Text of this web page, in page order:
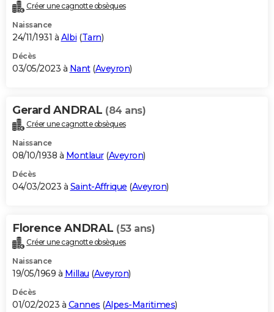
Créer une cagnotte obsèques
Naissance
24/11/1931 à Albi (Tarn)
Décès
03/05/2023 à Nant(Aveyron)
Gerard ANDRAL (84 ans)
Créer une cagnotte obsèques
Naissance
08/10/1938 à Montlaur(Aveyron)
Décès
04/03/2023 à Saint-Affrique (Aveyron)
Florence ANDRAL (53 ans)
Créer une cagnotte obsèques
Naissance
19/05/1969 à Millau (Aveyron)
Décès
01/02/2023 à Cannes (Alpes-Maritimes)